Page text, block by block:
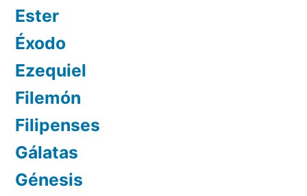
Ester
Éxodo
Ezequiel
Filemón
Filipenses
Gálatas
Génesis